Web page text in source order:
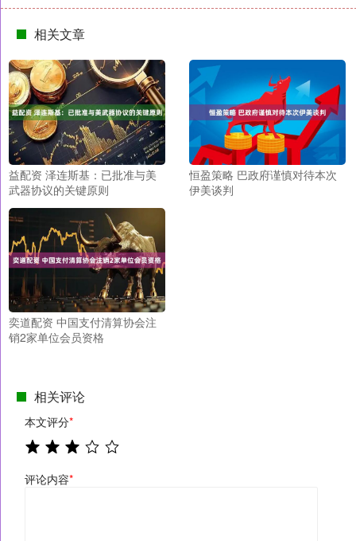
相关文章
益配资 泽连斯基：已批准与美
武器协议的关键原则
恒盈策略 巴政府谨慎对待本次
伊美谈判
奕道配资 中国支付清算协会注
销2家单位会员资格
相关评论
本文评分*
评论内容*